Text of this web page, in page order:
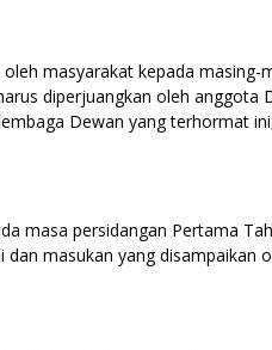
masyarakat kepada masing-
diperjuangkan oleh anggota
Dewan yang terhormat
masa persidangan Pertama
dan masukan yang disampaikan